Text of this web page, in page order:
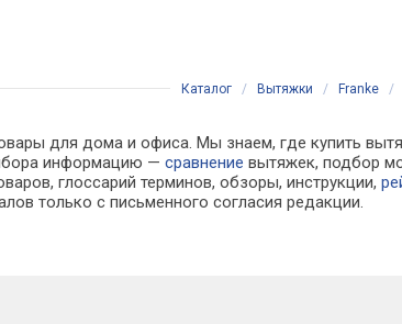
Каталог / Вытяжки / Franke /
для дома и офиса. Мы знаем, где купить
информацию —сравнение вытяжек, подбор
глоссарий терминов, обзоры, инструкции,
только с письменного согласия редакции.